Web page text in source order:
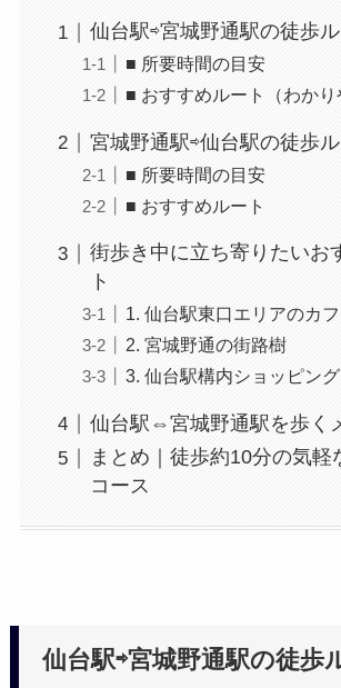
仙台駅⇨宮城野通駅の徒歩ル
■ 所要時間の目安
■ おすすめルート（わかり
宮城野通駅⇨仙台駅の徒歩ル
■ 所要時間の目安
■ おすすめルート
街歩き中に立ち寄りたいお
ト
1. 仙台駅東口エリアのカフ
2. 宮城野通の街路樹
3. 仙台駅構内ショッピング
仙台駅⇔宮城野通駅を歩く
まとめ｜徒歩約10分の気軽
コース
仙台駅⇨宮城野通駅の徒歩